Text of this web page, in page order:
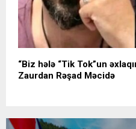
“Biz hələ “Tik Tok”un
Zaurdan Rəşad Məcidə